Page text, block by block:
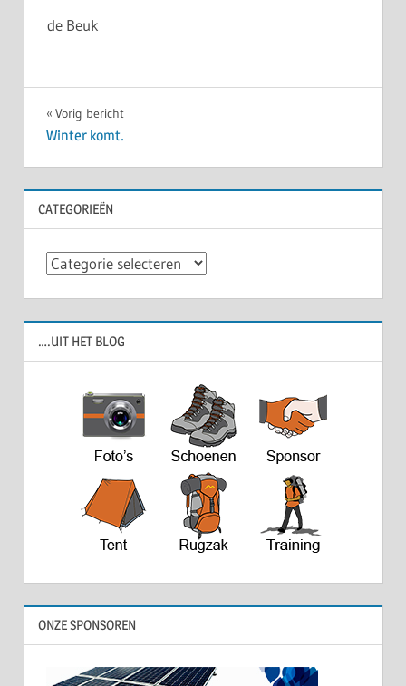
de Beuk
Bericht
Vorig bericht
Winter komt.
CATEGORIEËN
Categorieën
….UIT HET BLOG
ONZE SPONSOREN